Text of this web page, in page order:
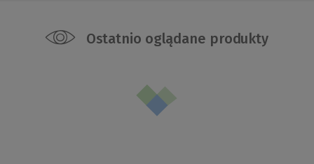
Ostatnio oglądane produkty